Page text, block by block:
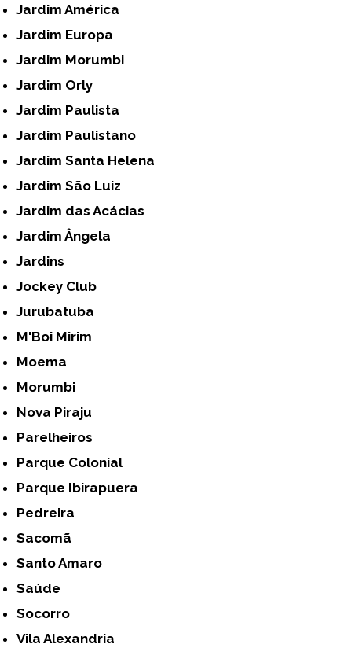
Jardim América
Jardim Europa
Jardim Morumbi
Jardim Orly
Jardim Paulista
Jardim Paulistano
Jardim Santa Helena
Jardim São Luiz
Jardim das Acácias
Jardim Ângela
Jardins
Jockey Club
Jurubatuba
M'Boi Mirim
Moema
Morumbi
Nova Piraju
Parelheiros
Parque Colonial
Parque Ibirapuera
Pedreira
Sacomã
Santo Amaro
Saúde
Socorro
Vila Alexandria